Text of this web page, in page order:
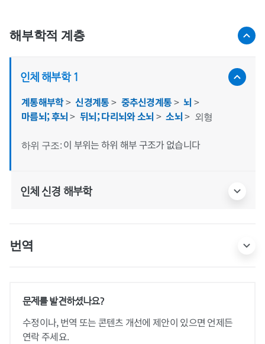
해부학적 계층
인체 해부학 1
계통해부학> 신경계통> 중추신경계통> 뇌 >
마름뇌; 후뇌> 뒤뇌; 다리뇌와 소뇌 > 소뇌> 외형
하위 구조: 이 부위는 하위 해부 구조가 없습니다
인체 신경 해부학
번역
문제를 발견하셨나요?
수정이나, 번역 또는 콘텐츠 개선에 제안이 있으면 언제든
연락 주세요.